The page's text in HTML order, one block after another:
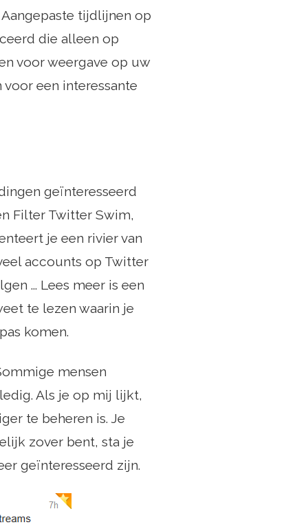
tijdlijnen op
die alleen op
voor weergave op uw
een interessante
geïnteresseerd
Filter Twitter Swim,
je een rivier van
accounts op Twitter
... Lees meer is een
te lezen waarin je
komen.
mensen
Als je op mij lijkt,
te beheren is. Je
zover bent, sta je
geïnteresseerd zijn.